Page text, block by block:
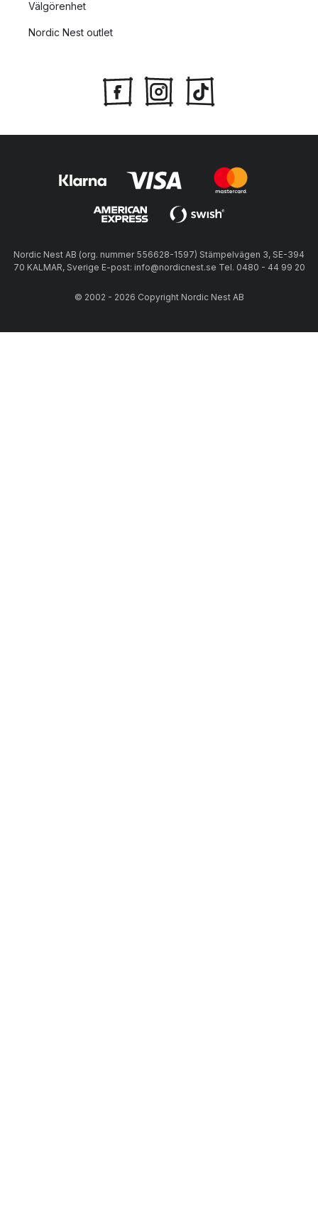
Välgörenhet
Nordic Nest outlet
Nordic Nest AB (org. nummer 556628-1597) Stämpelvägen 3, SE-394
70 KALMAR, Sverige E-post: info@nordicnest.se Tel. 0480 - 44 99 20
© 2002 - 2026 Copyright Nordic Nest AB